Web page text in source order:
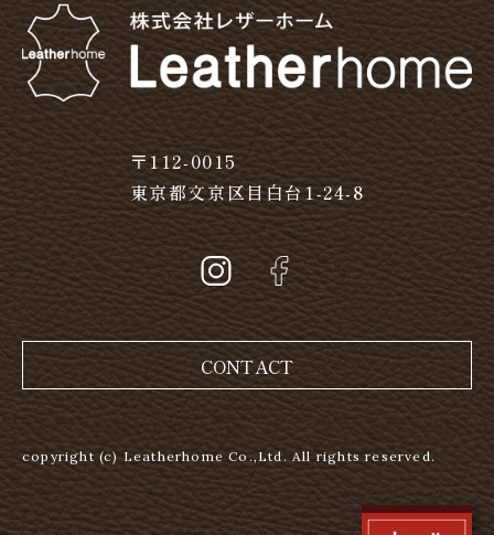
〒112-0015
東京都文京区目白台1-24-8
CONTACT
copyright (c) Leatherhome Co.,Ltd. All rights reserved.